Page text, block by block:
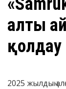
алты
қолдау
2025 жылдың